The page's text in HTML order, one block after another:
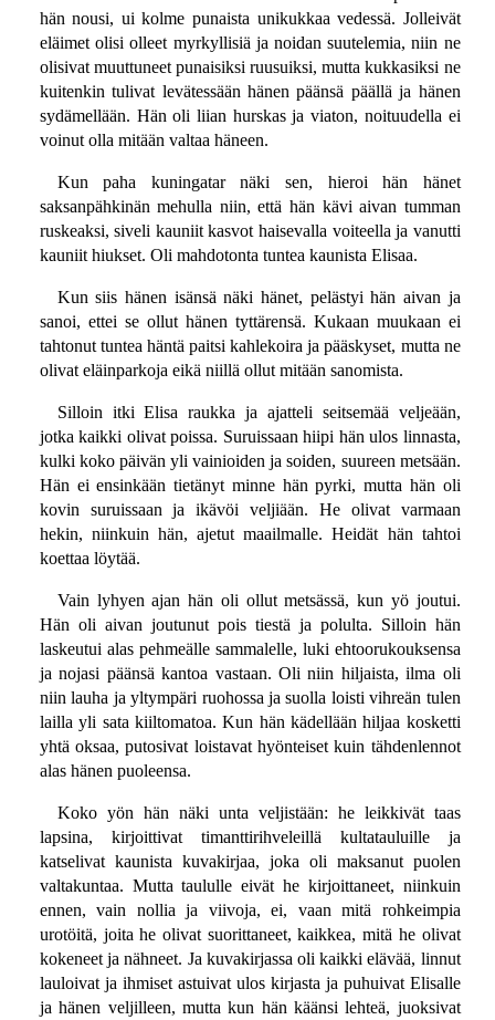
hän nousi, ui kolme punaista unikukkaa vedessä. Jolleivät
eläimet olisi olleet myrkyllisiä ja noidan suutelemia, niin ne
olisivat muuttuneet punaisiksi ruusuiksi, mutta kukkasiksi ne
kuitenkin tulivat levätessään hänen päänsä päällä ja hänen
sydämellään. Hän oli liian hurskas ja viaton, noituudella ei
voinut olla mitään valtaa häneen.
Kun paha kuningatar näki sen, hieroi hän hänet
saksanpähkinän mehulla niin, että hän kävi aivan tumman
ruskeaksi, siveli kauniit kasvot haisevalla voiteella ja vanutti
kauniit hiukset. Oli mahdotonta tuntea kaunista Elisaa.
Kun siis hänen isänsä näki hänet, pelästyi hän aivan ja
sanoi, ettei se ollut hänen tyttärensä. Kukaan muukaan ei
tahtonut tuntea häntä paitsi kahlekoira ja pääskyset, mutta ne
olivat eläinparkoja eikä niillä ollut mitään sanomista.
Silloin itki Elisa raukka ja ajatteli seitsemää veljeään,
jotka kaikki olivat poissa. Suruissaan hiipi hän ulos linnasta,
kulki koko päivän yli vainioiden ja soiden, suureen metsään.
Hän ei ensinkään tietänyt minne hän pyrki, mutta hän oli
kovin suruissaan ja ikävöi veljiään. He olivat varmaan
hekin, niinkuin hän, ajetut maailmalle. Heidät hän tahtoi
koettaa löytää.
Vain lyhyen ajan hän oli ollut metsässä, kun yö joutui.
Hän oli aivan joutunut pois tiestä ja polulta. Silloin hän
laskeutui alas pehmeälle sammalelle, luki ehtoorukouksensa
ja nojasi päänsä kantoa vastaan. Oli niin hiljaista, ilma oli
niin lauha ja yltympäri ruohossa ja suolla loisti vihreän tulen
lailla yli sata kiiltomatoa. Kun hän kädellään hiljaa kosketti
yhtä oksaa, putosivat loistavat hyönteiset kuin tähdenlennot
alas hänen puoleensa.
Koko yön hän näki unta veljistään: he leikkivät taas
lapsina, kirjoittivat timanttirihveleillä kultatauluille ja
katselivat kaunista kuvakirjaa, joka oli maksanut puolen
valtakuntaa. Mutta taululle eivät he kirjoittaneet, niinkuin
ennen, vain nollia ja viivoja, ei, vaan mitä rohkeimpia
urotöitä, joita he olivat suorittaneet, kaikkea, mitä he olivat
kokeneet ja nähneet. Ja kuvakirjassa oli kaikki elävää, linnut
lauloivat ja ihmiset astuivat ulos kirjasta ja puhuivat Elisalle
ja hänen veljilleen, mutta kun hän käänsi lehteä, juoksivat